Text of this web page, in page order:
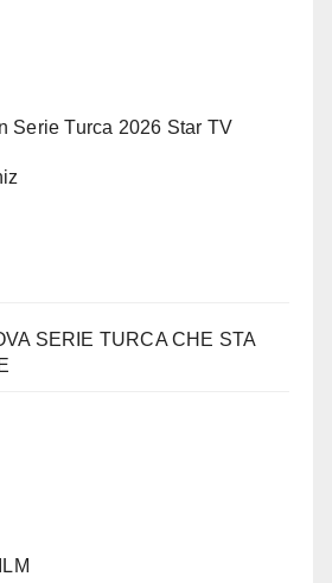
Serie Turca 2026 Star TV
SERIE TURCA CHE STA